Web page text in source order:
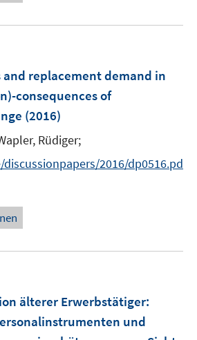
u
r
e
and replacement demand in
consequences of
(2016)
Rüdiger;
2016/dp0516.pd
älterer Erwerbstätiger:
und